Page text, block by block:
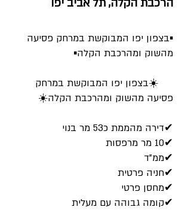
הרכבת הקלה, תל אביב יפו
▪︎בצפון יפו המבוקשת במרחק פסיעה
מהשוק ומהרכבת הקלה▪︎
☀️בצפון יפו המבוקשת במרחק
פסיעה מהשוק ומהרכבת הקלה☀️
✔דירה מהממת כ53 מר בנוי
✔10 מר מרפסות
✔ממ"ד
✔חניה פרטית
✔מחסן פרטי
✔קומה גבוהה עם מעלית